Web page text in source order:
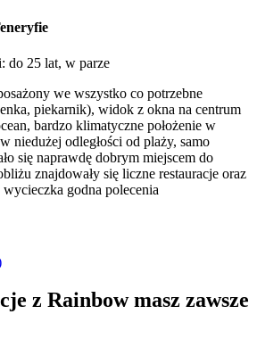
do 25 lat, w parze
we wszystko co potrzebne
piekarnik), widok z okna na centrum
bardzo klimatyczne położenie w
niedużej odległości od plaży, samo
się naprawdę dobrym miejscem do
znajdowały się liczne restauracje oraz
godna polecenia
z Rainbow masz zawsze